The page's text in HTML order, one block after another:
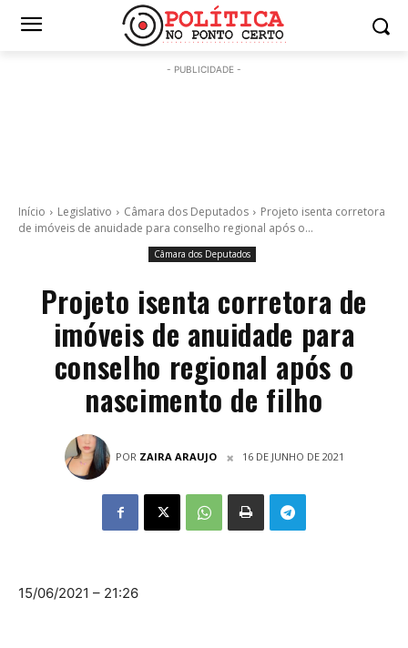
- PUBLICIDADE -
Início Legislativo Câmara dos Deputados
Projeto isenta corretora
de imóveis de anuidade para conselho regional após o...
Câmara dos Deputados
Projeto isenta corretora de
imóveis de anuidade para
conselho regional após o
nascimento de filho
POR ZAIRA ARAUJO 16 DE JUNHO DE 2021
15/06/2021 – 21:26